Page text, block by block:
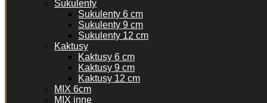
Sukulenty
Sukulenty 6 cm
Sukulenty 9 cm
Sukulenty 12 cm
Kaktusy
Kaktusy 6 cm
Kaktusy 9 cm
Kaktusy 12 cm
MIX 6cm
MIX inne